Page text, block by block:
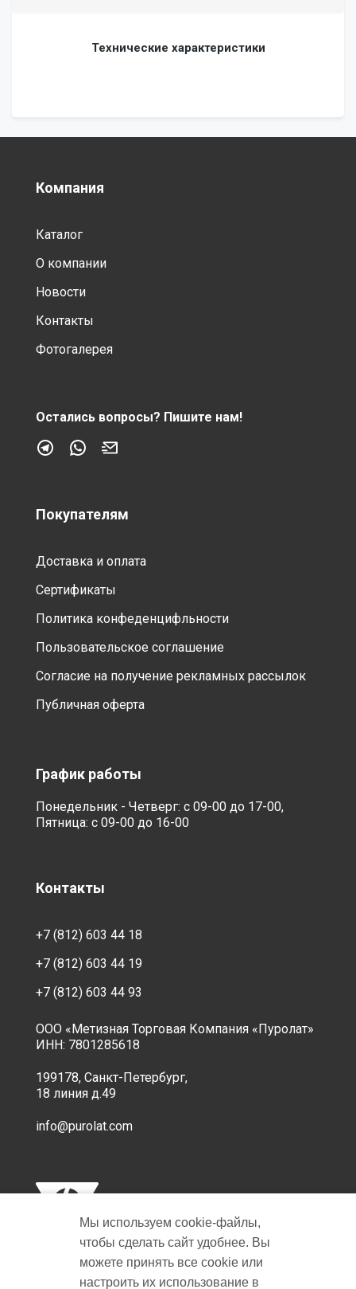
Технические характеристики
Компания
Каталог
О компании
Новости
Контакты
Фотогалерея
Остались вопросы? Пишите нам!
Покупателям
Доставка и оплата
Сертификаты
Политика конфеденцифльности
Пользовательское соглашение
Согласие на получение рекламных рассылок
Публичная оферта
График работы
Понедельник - Четверг: с 09-00 до 17-00,
Пятница: с 09-00 до 16-00
Контакты
+7 (812) 603 44 18
+7 (812) 603 44 19
+7 (812) 603 44 93
ООО «Метизная Торговая Компания «Пуролат»
ИНН: 7801285618
199178, Санкт-Петербург,
18 линия д.49
info@purolat.com
Мы используем cookie‑файлы,
чтобы сделать сайт удобнее. Вы
можете принять все cookie или
настроить их использование в